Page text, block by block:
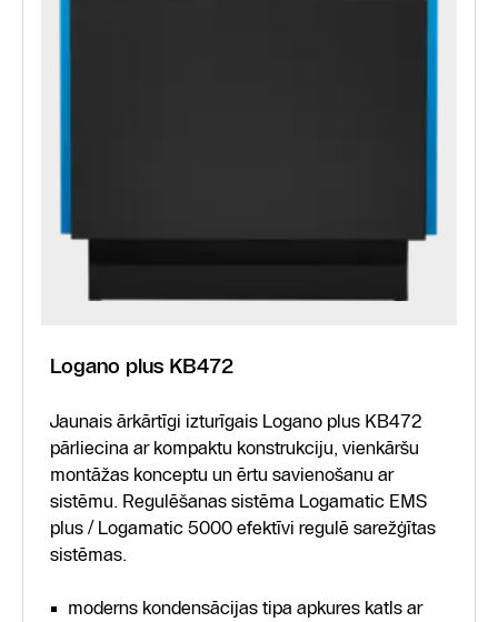
Logano plus KB472
Jaunais ārkārtīgi izturīgais Logano plus KB472
pārliecina ar kompaktu konstrukciju, vienkāršu
montāžas konceptu un ērtu savienošanu ar
sistēmu. Regulēšanas sistēma Logamatic EMS
plus / Logamatic 5000 efektīvi regulē sarežģītas
sistēmas.
moderns kondensācijas tipa apkures katls ar